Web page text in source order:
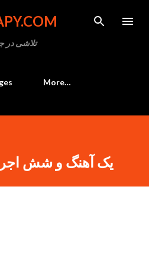
main content
تلاشی در
More…
یک آهنگ و شش